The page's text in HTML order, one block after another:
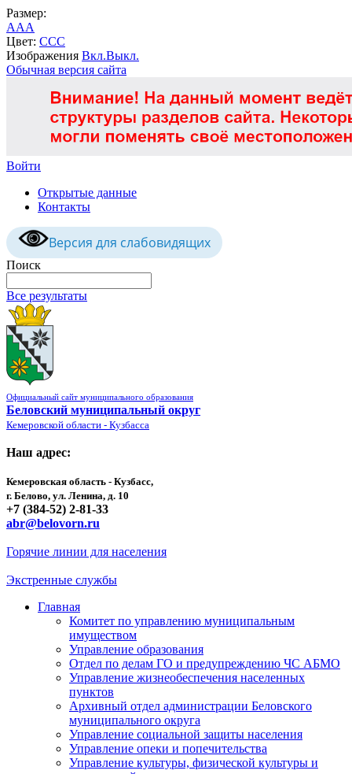
Размер:
AAA
Цвет: CCC
Изображения Вкл.Выкл.
Обычная версия сайта
Войти
Открытые данные
Контакты
Версия для слабовидящих
Поиск
Все результаты
Официальный сайт муниципального образования
Беловский муниципальный округ
Кемеровской области - Кузбасса
Наш адрес:
Кемеровская область - Кузбасс,
г. Белово, ул. Ленина, д. 10
+7 (384-52) 2-81-33
abr@belovorn.ru
Горячие линии для населения
Экстренные службы
Главная
Комитет по управлению муниципальным
имуществом
Управление образования
Отдел по делам ГО и предупреждению ЧС АБМО
Управление жизнеобеспечения населенных
пунктов
Архивный отдел администрации Беловского
муниципального округа
Управление социальной защиты населения
Управление опеки и попечительства
Управление культуры, физической культуры и